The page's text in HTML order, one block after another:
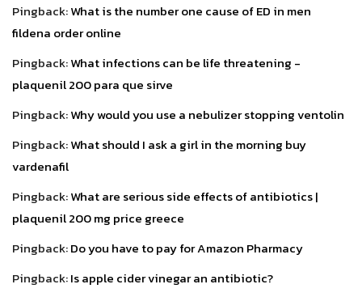
Pingback:What is the number one cause of ED in men
fildena order online
Pingback:What infections can be life threatening -
plaquenil 200 para que sirve
Pingback:Why would you use a nebulizer stopping ventolin
Pingback:What should I ask a girl in the morning buy
vardenafil
Pingback:What are serious side effects of antibiotics |
plaquenil 200 mg price greece
Pingback:Do you have to pay for Amazon Pharmacy
Pingback:Is apple cider vinegar an antibiotic?